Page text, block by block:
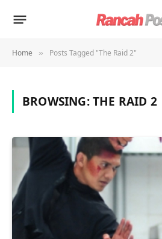
Home » Posts Tagged "The Raid 2"
BROWSING:THE RAID 2